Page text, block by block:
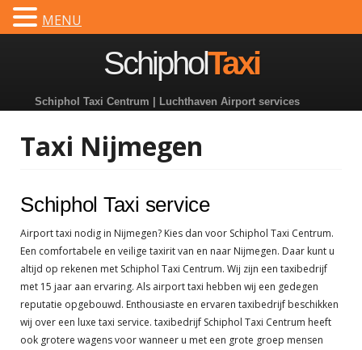
SchipholTaxi
Schiphol Taxi Centrum | Luchthaven Airport services
Taxi Nijmegen
Schiphol Taxi service
Airport taxi nodig in Nijmegen? Kies dan voor Schiphol Taxi Centrum.
Een comfortabele en veilige taxirit van en naar Nijmegen. Daar kunt u
altijd op rekenen met Schiphol Taxi Centrum. Wij zijn een taxibedrijf
met 15 jaar aan ervaring. Als airport taxi hebben wij een gedegen
reputatie opgebouwd. Enthousiaste en ervaren taxibedrijf beschikken
wij over een luxe taxi service. taxibedrijf Schiphol Taxi Centrum heeft
ook grotere wagens voor wanneer u met een grote groep mensen
MENU